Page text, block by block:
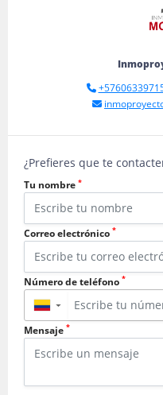
¿Prefieres que te
Tu nombre *
Correo electrónico *
Número de teléfono *
▼
Mensaje *